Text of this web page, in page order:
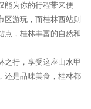
能为你的行程带来便
区游玩，而桂林西站则
点，桂林丰富的自然和
之行，享受这座山水甲
还是品味美食，桂林都